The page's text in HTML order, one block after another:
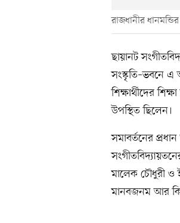
রাজধানীর
ছায়ানট
সংস্কৃতি–ভবনে এ
শিক্ষার্থীদের
উপস্থিত ছিলেন।
সমাবর্তনের
মালেক চৌধুরী ও
মানবজনম আর কি